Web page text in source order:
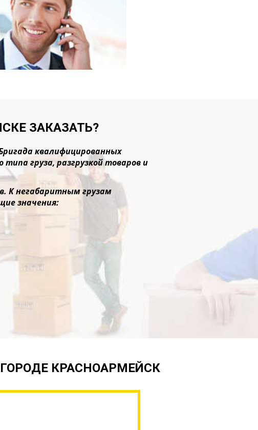
ЗАКАЗАТЬ?
квалифицированных
груза, разгрузкой товаров и
К негабаритным грузам
значения:
КРАСНОАРМЕЙСК